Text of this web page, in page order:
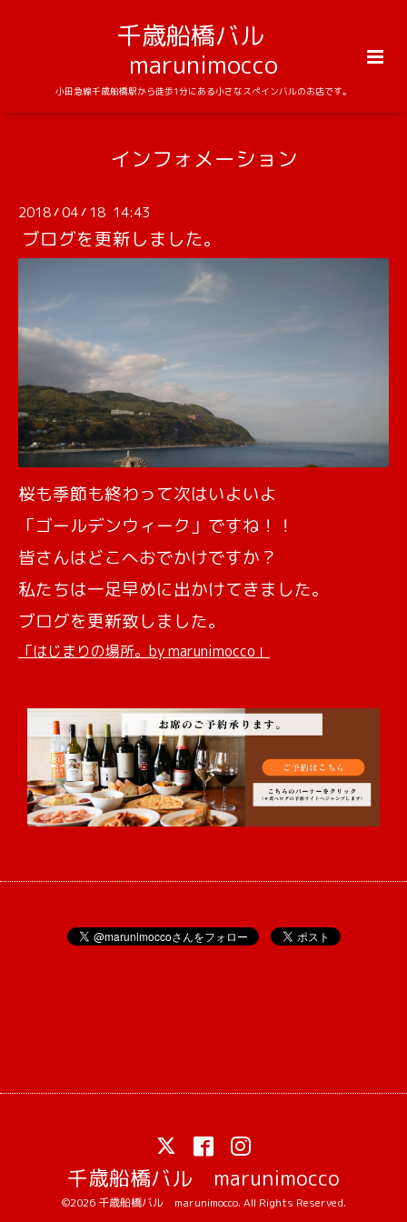
千歳船橋バル
marunimocco
小田急線千歳船橋駅から徒歩1分にある小さなスペインバルのお店です。
インフォメーション
2018/04/ 18 14:43
ブログを更新しました。
桜も季節も終わって次はいよいよ
「ゴールデンウィーク」ですね！！
皆さんはどこへおでかけですか？
私たちは一足早めに出かけてきました。
ブログを更新致しました。
「はじまりの場所。by marunimocco」
千歳船橋バル marunimocco
©2026 千歳船橋バル marunimocco. All Rights Reserved.